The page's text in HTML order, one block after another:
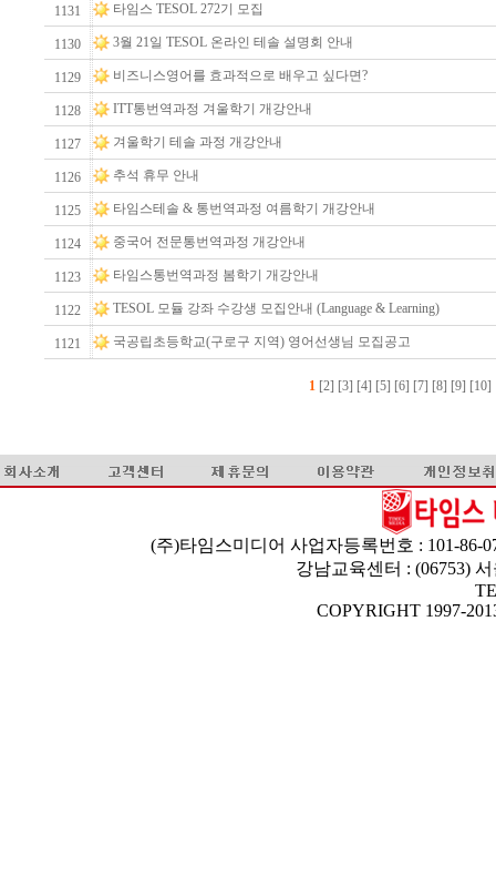
1131 타임스 TESOL 272기 모집
1130 3월 21일 TESOL 온라인 테솔 설명회 안내
1129 비즈니스영어를 효과적으로 배우고 싶다면?
1128 ITT통번역과정 겨울학기 개강안내
1127 겨울학기 테솔 과정 개강안내
1126 추석 휴무 안내
1125 타임스테솔 & 통번역과정 여름학기 개강안내
1124 중국어 전문통번역과정 개강안내
1123 타임스통번역과정 봄학기 개강안내
1122 TESOL 모듈 강좌 수강생 모집안내 (Language & Learning)
1121 국공립초등학교(구로구 지역) 영어선생님 모집공고
1[2] [3] [4] [5] [6] [7] [8] [9] [10]
(주)타임스미디어 사업자등록번호 : 101-86-
강남교육센터 : (06753)
COPYRIGHT 1997-